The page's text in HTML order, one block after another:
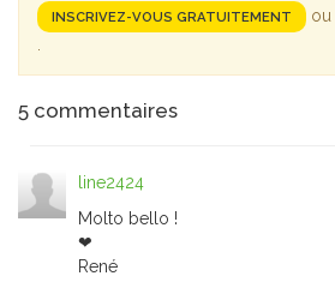
INSCRIVEZ-VOUS GRATUITEMENT ou
5 commentaires
line2424
Molto bello !
❤
René